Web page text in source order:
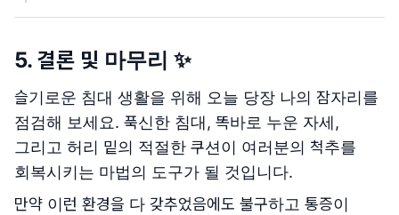
5. 결론 및 마무리 ✨
슬기로운 침대 생활을 위해 오늘 당장 나의 잠자리를
점검해 보세요. 푹신한 침대, 똑바로 누운 자세,
그리고 허리 밑의 적절한 쿠션이 여러분의 척추를
회복시키는 마법의 도구가 될 것입니다.
만약 이런 환경을 다 갖추었음에도 불구하고 통증이